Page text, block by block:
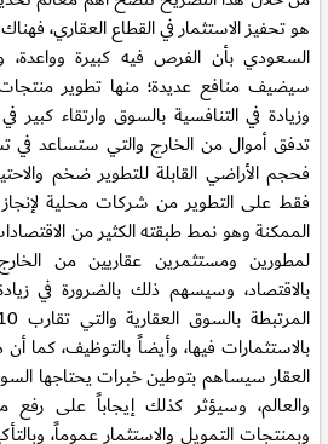
هو تحفيز الاستثمار في القطاع العقاري،
السعودي بأن الفرص فيه كبيرة
سيضيف منافع عديدة؛ منها تطوير
وزيادة في التنافسية بالسوق وارتقاء كبير
تدفق أموال من الخارج والتي ستساعد في
فحجم الأراضي القابلة للتطوير ضخم
فقط على التطوير من شركات محلية
الممكنة وهو نمط طبقته الكثير من
لمطورين ومستثمرين عقاريين من الخارج
بالاقتصاد، وسيسهم ذلك بالضرورة في
بالاستثمارات فيها، وأيضاً بالتوظيف،
العقار سيساهم بتوطين خبرات يحتاجها
والعالم، وسيؤثر كذلك إيجاباً على رفع
وبمنتجات التمويل والاستثمار عموماً،